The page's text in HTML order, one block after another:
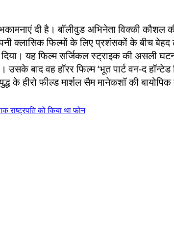
दी है। बॉलीवुड अभिनेता विक्की कौशल
अपनी क्लासिक फिल्मों के लिए प्रशंसकों के बीच
दिया। यह फिल्म सर्जिकल स्ट्राइक की असली
बाद वह हॉरर फिल्म ‘भूत पार्ट वन-द
के हीरो फील्ड मार्शल सैम मानेकशॉ की
राष्ट्रपति को किया था फोन